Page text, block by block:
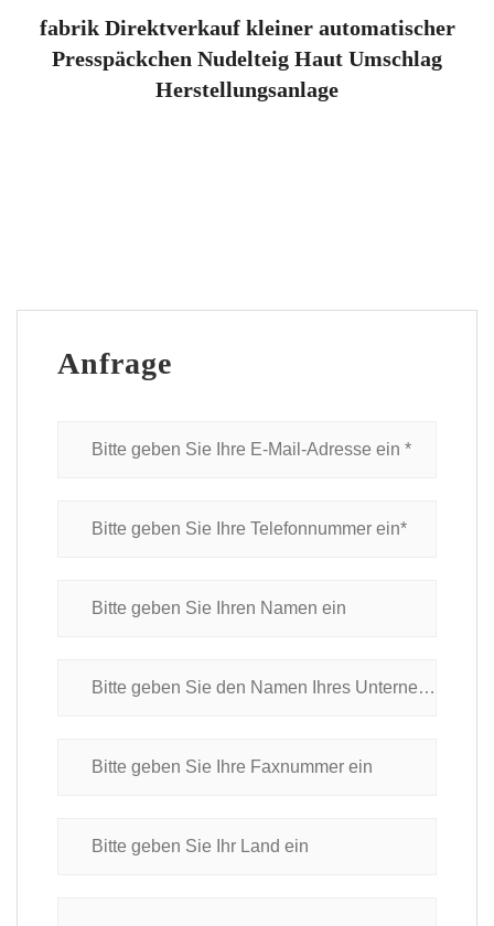
fabrik Direktverkauf kleiner automatischer
Presspäckchen Nudelteig Haut Umschlag
Herstellungsanlage
Anfrage